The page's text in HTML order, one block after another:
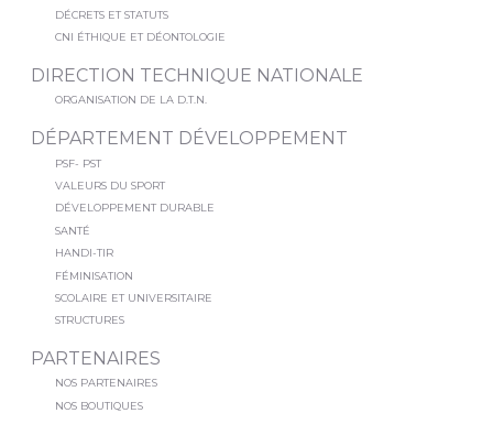
DÉCRETS ET STATUTS
CNI ÉTHIQUE ET DÉONTOLOGIE
DIRECTION TECHNIQUE NATIONALE
ORGANISATION DE LA D.T.N.
DÉPARTEMENT DÉVELOPPEMENT
PSF- PST
VALEURS DU SPORT
DÉVELOPPEMENT DURABLE
SANTÉ
HANDI-TIR
FÉMINISATION
SCOLAIRE ET UNIVERSITAIRE
STRUCTURES
PARTENAIRES
NOS PARTENAIRES
NOS BOUTIQUES